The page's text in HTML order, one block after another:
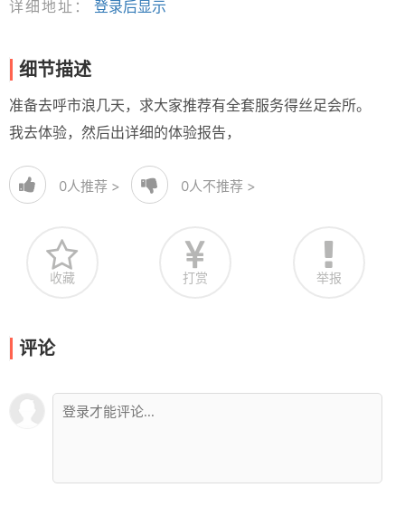
详细地址：
登录后显示
细节描述
准备去呼市浪几天，求大家推荐有全套服务得丝足会所。
我去体验，然后出详细的体验报告，
0人推荐 > 0人不推荐 >
收藏 打赏 举报
评论